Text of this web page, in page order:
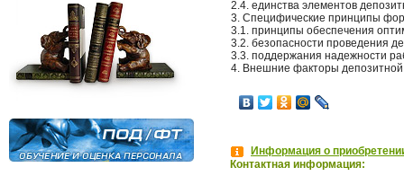
2.4. единства элементов
3. Специфические принципы
3.1. принципы обеспечения
3.2. безопасности проведения
3.3. поддержания надежности
4. Внешние факторы депозитной
Информация о
Контактная информация: